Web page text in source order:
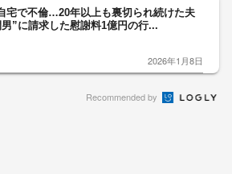
宅で不倫…20年以上も裏切られ続けた夫
”に請求した慰謝料1億円の行...
2026年1月8日
Recommended by